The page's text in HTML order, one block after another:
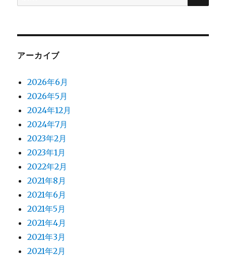
う
い
索:
アーカイブ
2026年6月
2026年5月
2024年12月
2024年7月
2023年2月
2023年1月
2022年2月
2021年8月
2021年6月
2021年5月
2021年4月
2021年3月
2021年2月